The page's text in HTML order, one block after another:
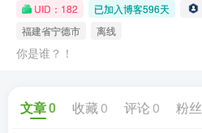
UID：182 已加入博客596天
福建省宁德市
离线
你是谁？！
文章0 收藏 0 评论 0 粉丝